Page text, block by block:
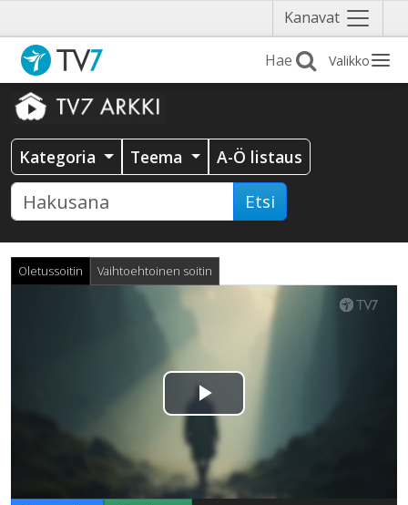
Kanavat Näytä
valikko
Valikko
Kategoria Teema A-Ö listaus
Etsi
Oletussoitin Vaihtoehtoinen soitin
Toista
Video